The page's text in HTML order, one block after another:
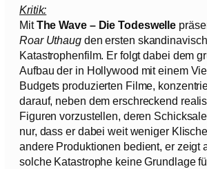
Kritik:
MitThe Wave – Die Todeswelle
Roar Uthaugden ersten
Katastrophenfilm. Er folgt dabei dem
Aufbau der in Hollywood mit einem
Budgets produzierten Filme,
darauf, neben dem erschreckend
Figuren vorzustellen, deren
nur, dass er dabei weit weniger
andere Produktionen bedient, er zeigt
solche Katastrophe keine Grundlage